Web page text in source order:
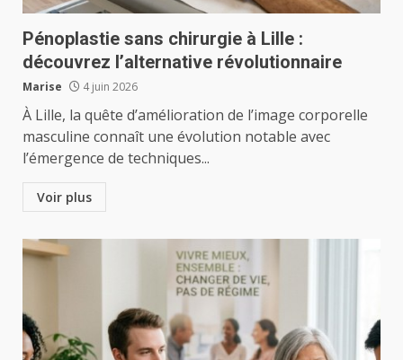
Pénoplastie sans chirurgie à Lille :
découvrez l’alternative révolutionnaire
Marise 4 juin 2026
À Lille, la quête d’amélioration de l’image corporelle
masculine connaît une évolution notable avec
l’émergence de techniques...
Voir plus